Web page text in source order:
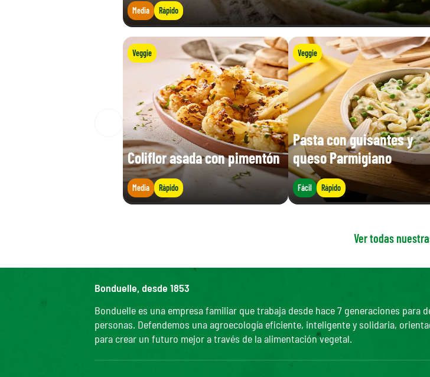
Media Rápido
Veggie
Coliflor asada con pimentón
Media Rápido
Veggie
Pasta con guisantes y
queso Parmigiano
Fácil Rápido
Ver todas
Bonduelle, desde 1853
Bonduelle es una empresa familiar que trabaja desde hace 7 generaciones
personas. Defendemos una agroecología eficiente, inteligente y solidaria,
para crear un futuro mejor a través de la alimentación vegetal.